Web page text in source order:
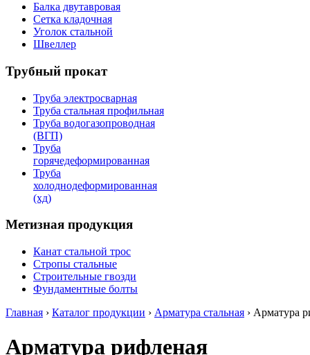
Балка двутавровая
Сетка кладочная
Уголок стальной
Швеллер
Трубный прокат
Труба электросварная
Труба стальная профильная
Труба водогазопроводная
(ВГП)
Труба
горячедеформированная
Труба
холоднодеформированная
(хд)
Метизная продукция
Канат стальной трос
Стропы стальные
Строительные гвозди
Фундаментные болты
Главная › Каталог продукции › Арматура стальная › Арматура
Арматура рифленая